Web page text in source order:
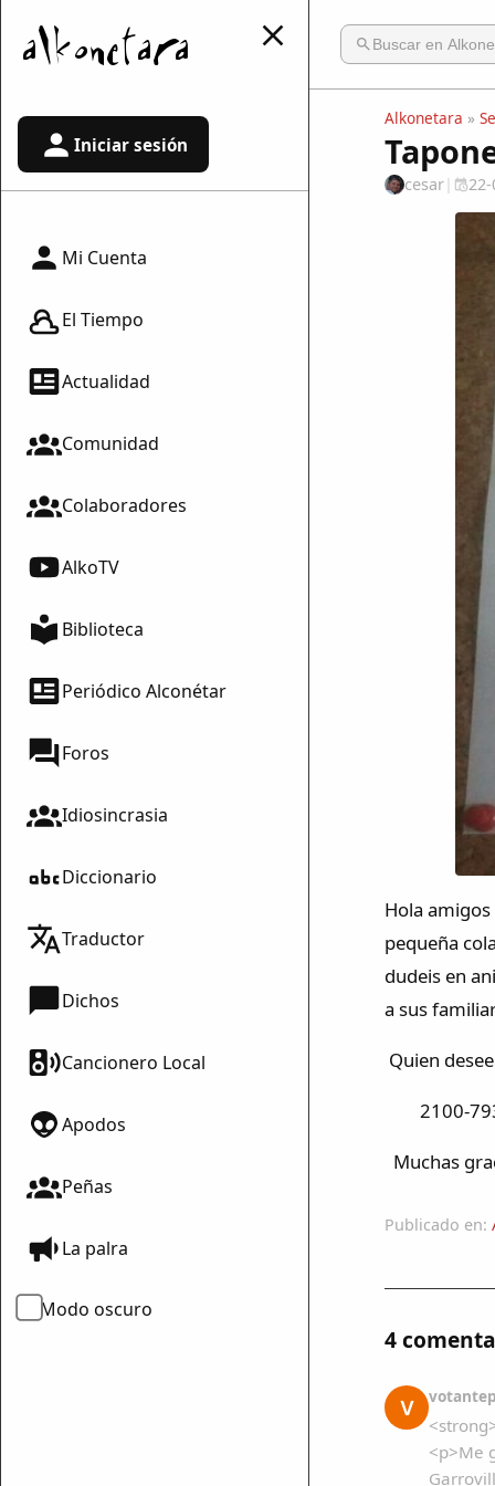
Iniciar sesión
Mi Cuenta
El Tiempo
Actualidad
Comunidad
Colaboradores
AlkoTV
Biblioteca
Periódico Alconétar
Foros
Idiosincrasia
Diccionario
Traductor
Dichos
Cancionero Local
Apodos
Peñas
La palra
Modo oscuro
Alkonetara »
cesar|
Hola
pequeña
dudeis en
a sus
Quien
2100-
Muchas
Publicado en:
4
V
<p>Me